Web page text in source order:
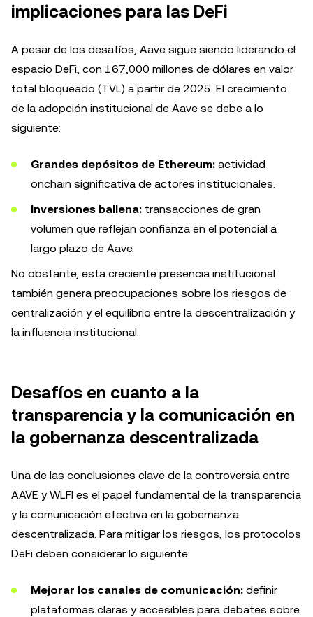
implicaciones para las DeFi
A pesar de los desafíos, Aave sigue siendo liderando el
espacio DeFi, con 167,000 millones de dólares en valor
total bloqueado (TVL) a partir de 2025. El crecimiento
de la adopción institucional de Aave se debe a lo
siguiente:
Grandes depósitos de Ethereum: actividad
onchain significativa de actores institucionales.
Inversiones ballena: transacciones de gran
volumen que reflejan confianza en el potencial a
largo plazo de Aave.
No obstante, esta creciente presencia institucional
también genera preocupaciones sobre los riesgos de
centralización y el equilibrio entre la descentralización y
la influencia institucional.
Desafíos en cuanto a la
transparencia y la comunicación en
la gobernanza descentralizada
Una de las conclusiones clave de la controversia entre
AAVE y WLFI es el papel fundamental de la transparencia
y la comunicación efectiva en la gobernanza
descentralizada. Para mitigar los riesgos, los protocolos
DeFi deben considerar lo siguiente:
Mejorar los canales de comunicación: definir
plataformas claras y accesibles para debates sobre